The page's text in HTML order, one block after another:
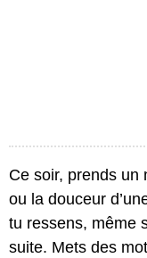
Ce soir, prends un
ou la douceur
tu ressens, même
suite. Mets des